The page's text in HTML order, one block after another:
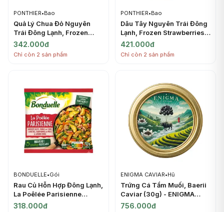
PONTHIER•Bao
Quả Lý Chua Đỏ Nguyên
Trái Đông Lạnh, Frozen
Redcurrants IQF, 2.2 lbs
(1kg) - PONTHIER
342.000đ
Chỉ còn 2 sản phẩm
PONTHIER•Bao
Dâu Tây Nguyên Trái Đông
Lạnh, Frozen Strawberries
IQF, 2.2 lbs (1kg) -
PONTHIER
421.000đ
Chỉ còn 2 sản phẩm
BONDUELLE•Gói
Rau Củ Hỗn Hợp Đông Lạnh,
La Poêlée Parisienne
(750g) - BONDUELLE
318.000đ
ENIGMA CAVIAR•Hũ
Trứng Cá Tầm Muối, Baerii
Caviar (30g) - ENIGMA
CAVIAR
756.000đ